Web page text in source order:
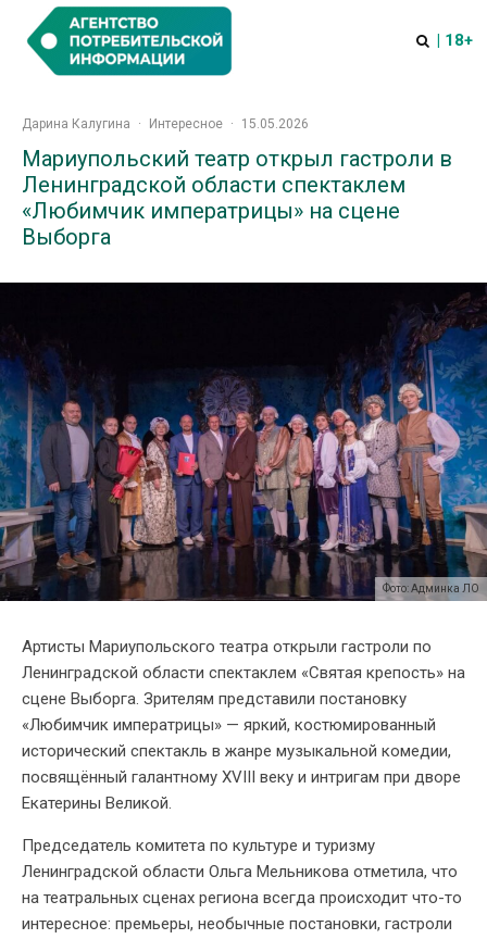
| 18+
Дарина Калугина · Интересное · 15.05.2026
Мариупольский театр открыл гастроли в
Ленинградской области спектаклем
«Любимчик императрицы» на сцене
Выборга
Фото: Админка ЛО
Артисты Мариупольского театра открыли гастроли по
Ленинградской области спектаклем «Святая крепость» на
сцене Выборга. Зрителям представили постановку
«Любимчик императрицы» — яркий, костюмированный
исторический спектакль в жанре музыкальной комедии,
посвящённый галантному XVIII веку и интригам при дворе
Екатерины Великой.
Председатель комитета по культуре и туризму
Ленинградской области Ольга Мельникова отметила, что
на театральных сценах региона всегда происходит что-то
интересное: премьеры, необычные постановки, гастроли